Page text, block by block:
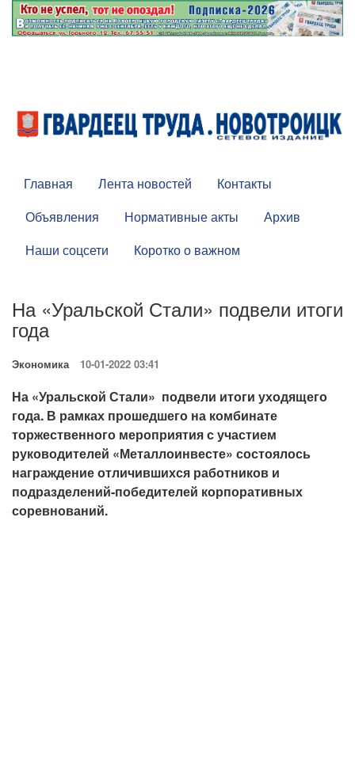
Главная Лента новостей
Контакты
Объявления
Нормативные акты
Архив
Наши соцсети
Коротко о важном
На «Уральской Стали» подвели итоги
года
Экономика 10-01-2022 03:41
На «Уральской Стали» подвели итоги уходящего
года. В рамках прошедшего на комбинате
торжественного мероприятия с участием
руководителей «Металлоинвесте» состоялось
награждение отличившихся работников и
подразделений-победителей корпоративных
соревнований.